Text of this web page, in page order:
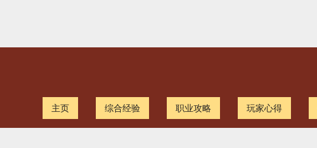
主页 综合经验 职业攻略 玩家心得